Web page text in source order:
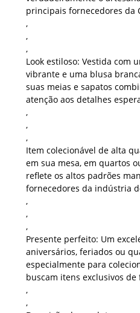
principais fornecedores da
,
,
,
Look estiloso: Vestida com
vibrante e uma blusa
suas meias e sapatos
atenção aos detalhes
,
,
,
Item colecionável de alta
em sua mesa, em quartos
reflete os altos padrões
fornecedores da indústria
,
,
,
Presente perfeito: Um
aniversários, feriados ou
especialmente para
buscam itens exclusivos de
,
,